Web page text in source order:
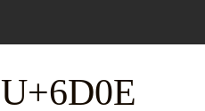
U+6D0E